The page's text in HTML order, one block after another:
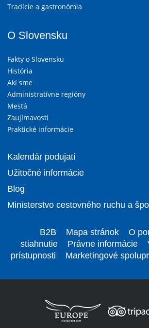
Tradície a gastronómia
O Slovensku
Fakty o Slovensku
História
Akí sme
Administratívne regióny
Mestá
Zaujímavosti
Praktické informácie
Kalendár podujatí
Užitočné informácie
Blog
Ministerstvo cestovného ruchu a
B2B Mapa stránok O
stiahnutie
Právne informácie
prístupnosti
Marketingové